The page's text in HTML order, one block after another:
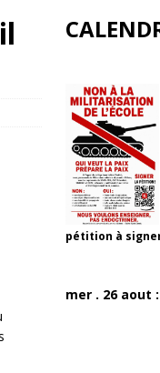
pétition à
mer . 26 aout